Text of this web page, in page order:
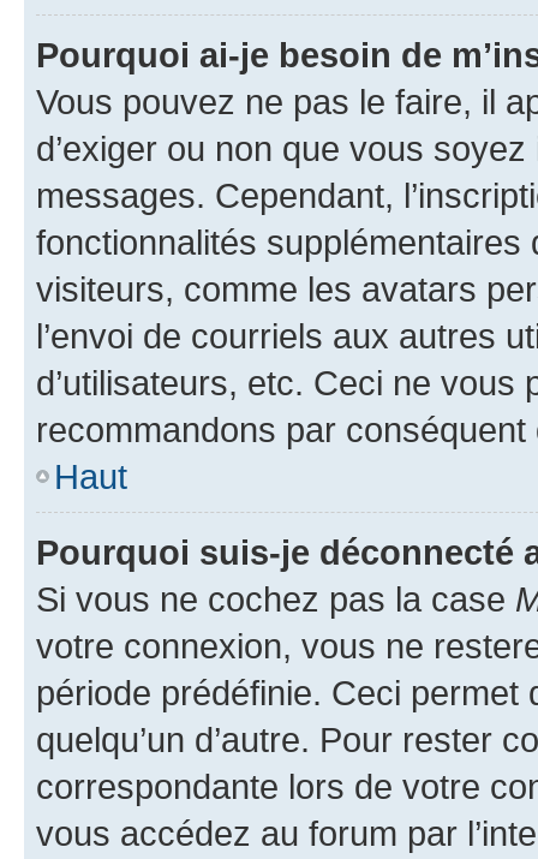
Pourquoi ai-je besoin de
Vous pouvez ne pas le faire, il
d’exiger ou non que vous
messages. Cependant,
fonctionnalités
visiteurs, comme les avatars
l’envoi de courriels aux autres
d’utilisateurs, etc. Ceci ne vous
recommandons par conséquent
Haut
Pourquoi suis-je déconnecté
Si vous ne cochez pas la case
votre connexion, vous ne
période prédéfinie. Ceci permet
quelqu’un d’autre. Pour rester
correspondante lors de votre
vous accédez au forum par